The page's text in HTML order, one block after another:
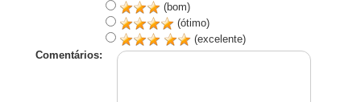
(bom)
(ótimo)
(excelente)
Comentários: